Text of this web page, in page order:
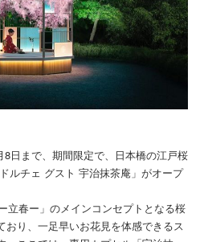
日まで、期間限定で、日本橋の江戸桜
ルチェ グスト 宇治抹茶庵」がオープ
立春ー」のメインコンセプトとなる桜
り、一足早いお花見を体感できるス